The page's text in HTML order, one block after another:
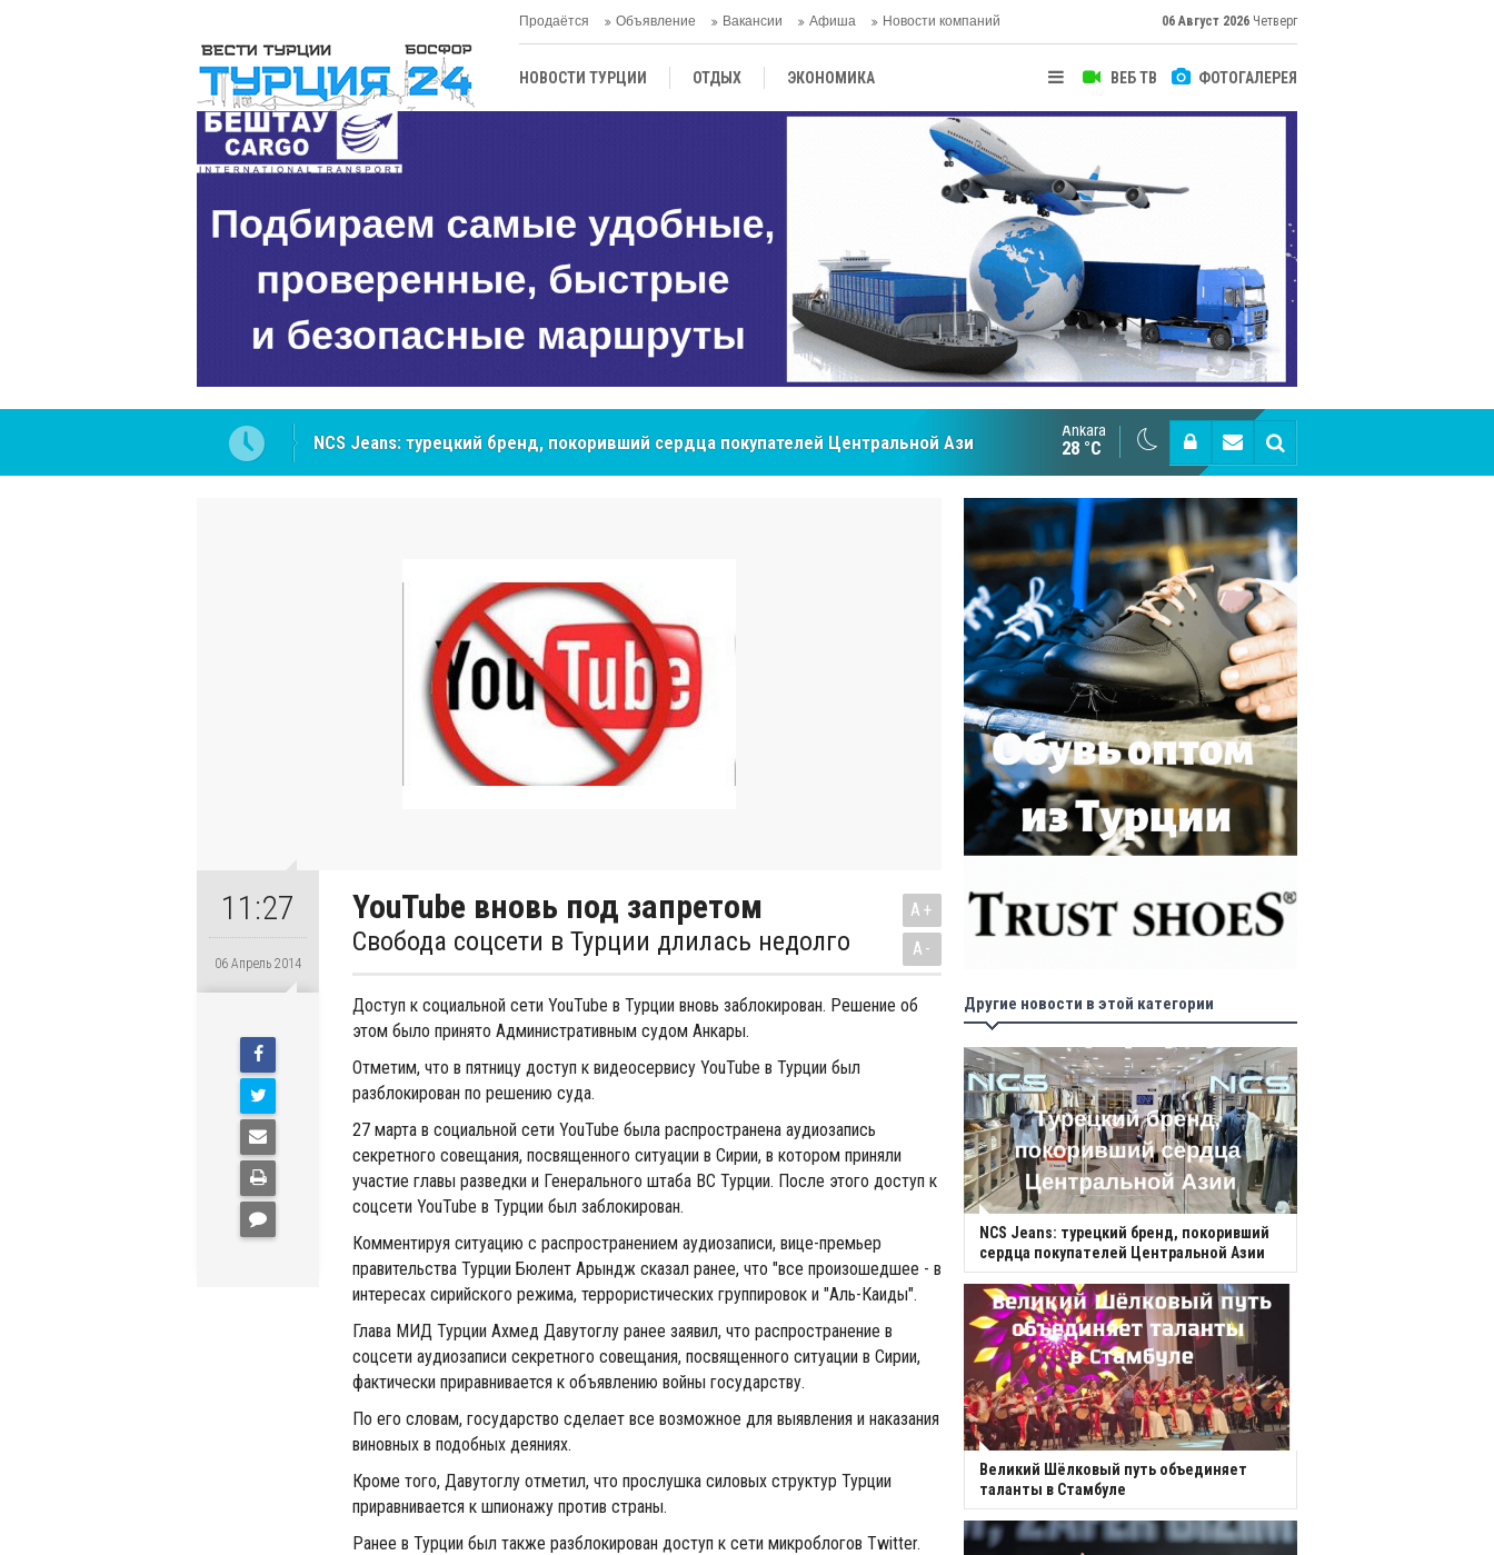
Продаётся Объявление Вакансии Афиша Новости компаний 06 Август 2026 Четверг
ВЕБ ТВ ФОТОГАЛЕРЕЯ
НОВОСТИ ТУРЦИИ ОТДЫХ ЭКОНОМИКА
ЦЕНТРАЛЬНАЯ АЗИЯ
Cottonhill покоряет мировые рынки
Великий Шёлковый путь объединяет таланты в
Ankara
28 °C
11:27
06 Апрель 2014
YouTube вновь под запретом
Свобода соцсети в Турции длилась недолго
A+
A-
Доступ к социальной сети YouTube в Турции вновь заблокирован. Решение об
этом было принято Административным судом Анкары.
Отметим, что в пятницу доступ к видеосервису YouTube в Турции был
разблокирован по решению суда.
27 марта в социальной сети YouTube была распространена аудиозапись
секретного совещания, посвященного ситуации в Сирии, в котором приняли
участие главы разведки и Генерального штаба ВС Турции. После этого доступ к
соцсети YouTube в Турции был заблокирован.
Комментируя ситуацию с распространением аудиозаписи, вице-премьер
правительства Турции Бюлент Арындж сказал ранее, что "все произошедшее - в
интересах сирийского режима, террористических группировок и "Аль-Каиды".
Глава МИД Турции Ахмед Давутоглу ранее заявил, что распространение в
соцсети аудиозаписи секретного совещания, посвященного ситуации в Сирии,
фактически приравнивается к объявлению войны государству.
По его словам, государство сделает все возможное для выявления и наказания
виновных в подобных деяниях.
Кроме того, Давутоглу отметил, что прослушка силовых структур Турции
приравнивается к шпионажу против страны.
Ранее в Турции был также разблокирован доступ к сети микроблогов Twitter.
Другие новости в этой категории
NCS Jeans: турецкий бренд, покоривший
сердца покупателей Центральной Азии
Великий Шёлковый путь объединяет
таланты в Стамбуле